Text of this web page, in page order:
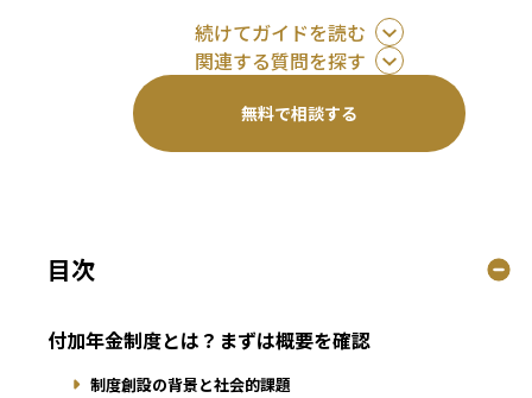
続けてガイドを読む
関連する質問を探す
無料で相談する
目次
付加年金制度とは？まずは概要を確認
制度創設の背景と社会的課題